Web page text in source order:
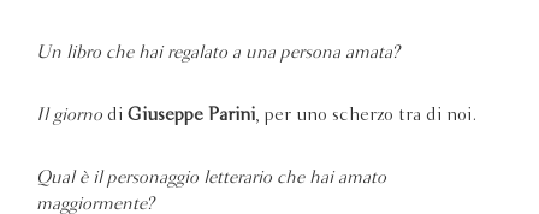
Un libro che hai regalato a una persona amata?
Il giorno di Giuseppe Parini , per uno scherzo tra di noi.
Qual è il personaggio letterario che hai amato
maggiormente?